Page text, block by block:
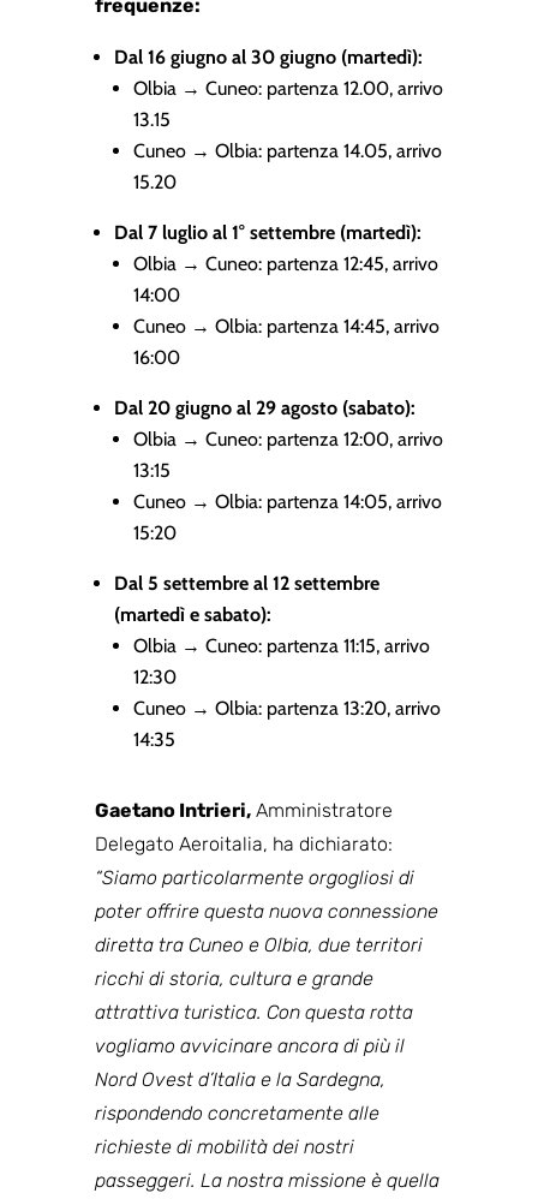
frequenze:
Dal 16 giugno al 30 giugno (martedì):
Olbia → Cuneo: partenza 12.00, arrivo
13.15
Cuneo → Olbia: partenza 14.05, arrivo
15.20
Dal 7 luglio al 1° settembre (martedì):
Olbia → Cuneo: partenza 12:45, arrivo
14:00
Cuneo → Olbia: partenza 14:45, arrivo
16:00
Dal 20 giugno al 29 agosto (sabato):
Olbia → Cuneo: partenza 12:00, arrivo
13:15
Cuneo → Olbia: partenza 14:05, arrivo
15:20
Dal 5 settembre al 12 settembre
(martedì e sabato):
Olbia → Cuneo: partenza 11:15, arrivo
12:30
Cuneo → Olbia: partenza 13:20, arrivo
14:35
Gaetano Intrieri,Amministratore
Delegato Aeroitalia, ha dichiarato:
“Siamo particolarmente orgogliosi di
poter offrire questa nuova connessione
diretta tra Cuneo e Olbia, due territori
ricchi di storia, cultura e grande
attrattiva turistica. Con questa rotta
vogliamo avvicinare ancora di più il
Nord Ovest d’Italia e la Sardegna,
rispondendo concretamente alle
richieste di mobilità dei nostri
passeggeri. La nostra missione è quella